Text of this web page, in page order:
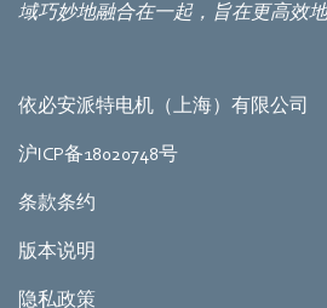
域巧妙地融合在一起，旨在更高效
依必安派特电机（上海）有限公司
沪ICP备18020748号
条款条约
版本说明
隐私政策